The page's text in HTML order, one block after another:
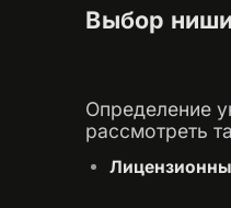
Выбор ниши
Определение
рассмотреть